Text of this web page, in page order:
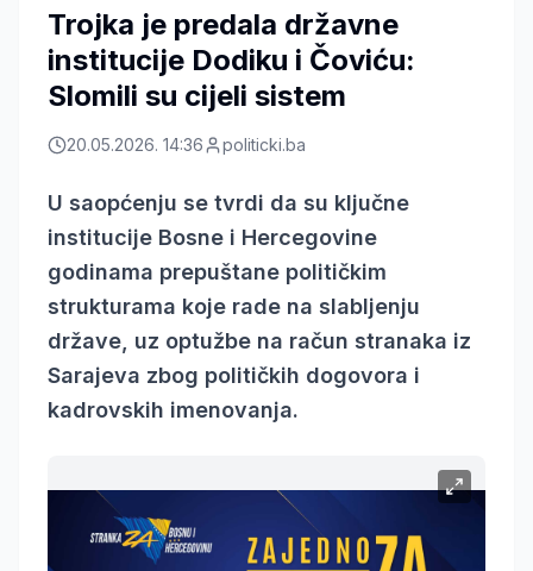
Trojka je predala državne
institucije Dodiku i Čoviću:
Slomili su cijeli sistem
20.05.2026. 14:36 politicki.ba
U saopćenju se tvrdi da su ključne
institucije Bosne i Hercegovine
godinama prepuštane političkim
strukturama koje rade na slabljenju
države, uz optužbe na račun stranaka iz
Sarajeva zbog političkih dogovora i
kadrovskih imenovanja.